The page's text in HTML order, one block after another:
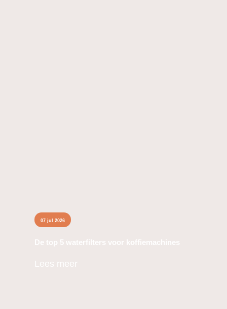
07 jul 2026
De top 5 waterfilters voor koffiemachines
Lees meer